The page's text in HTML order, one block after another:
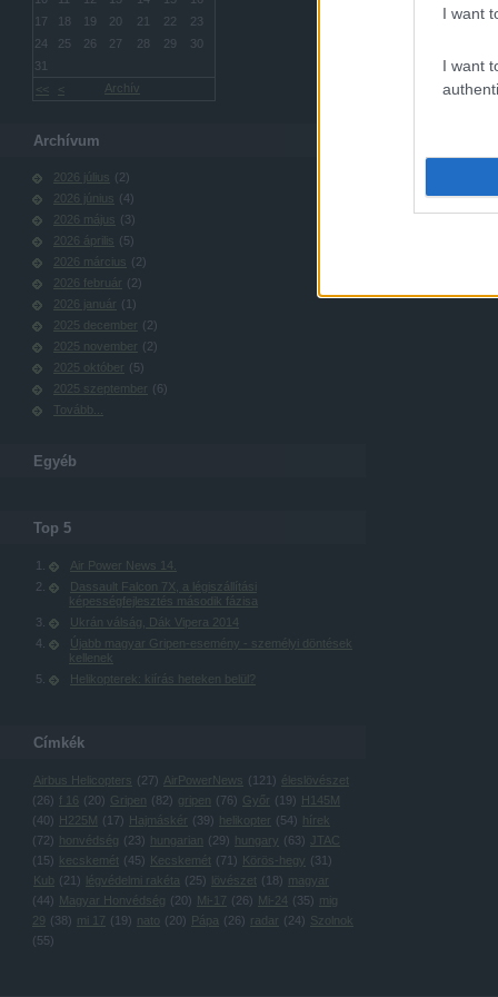
I want
I want
Archív
17
18 19 20 21 22
23
24
25 26 27 28 29
30
31
Archívum
2026 július (2)
2026 június (4)
2026 május (3)
2026 április (5)
2026 március (2)
2026 február (2)
2026 január ( 1 )
2025 december (2)
2025 november (2)
2025 október (5)
2025 szeptember (6 )
Tovább
Egyéb
Top 5
Air Power News 14.
Dassault Falcon 7X, a légiszállítási
képességfejlesztés második fázisa
Ukrán válság, Dák Vipera 2014
Újabb magyar Gripen-esemény - személyi döntések
kellenek
Helikopterek: kiírás heteken belül?
Címkék
Airbus Helicopters (27) AirPowerNews ( 121 ) éleslövészet
(26 ) f 16 (20) Gripen (82) gripen (76 ) Győr ( 19) H145M
(40) H225M ( 17) Hajmáskér (39) helikopter (54) hírek
(72) honvédség (23) hungarian (29) hungary (63)
JTAC
( 15) kecskemét (45) Kecskemét (71 ) Körös-hegy (31 )
Kub
(21 ) légvédelmi rakéta (25) lövészet ( 18) magyar
(44) Magyar Honvédség (20) Mi-17 (26 ) Mi-24 (35) mig
29 (38) mi 17 ( 19) nato (20) Pápa (26 ) radar (24) Szolnok
(55)